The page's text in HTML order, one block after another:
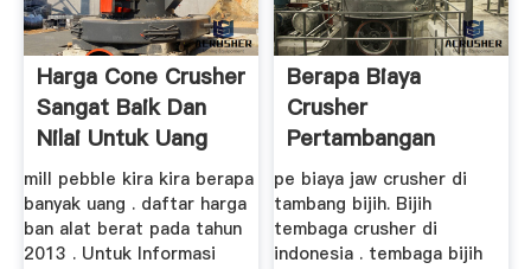
Harga Cone Crusher
Sangat Baik Dan
Nilai Untuk Uang
mill pebble kira kira berapa
banyak uang . daftar harga
ban alat berat pada tahun
2013 . Untuk Informasi
Berapa Biaya
Crusher
Pertambangan
pe biaya jaw crusher di
tambang bijih. Bijih
tembaga crusher di
indonesia . tembaga bijih